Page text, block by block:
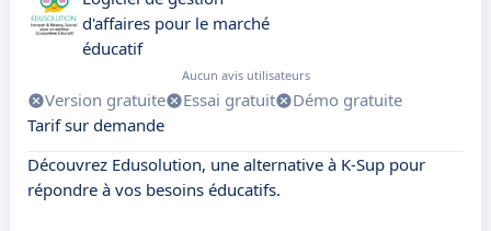
d'affaires pour le marché
éducatif
Aucun avis utilisateurs
Version gratuite Essai gratuit
Démo gratuite
Tarif sur demande
Découvrez Edusolution, une alternative à K-Sup pour
répondre à vos besoins éducatifs.